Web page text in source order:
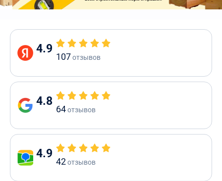
4.9
107отзывов
4.8
64отзывов
4.9
42отзывов